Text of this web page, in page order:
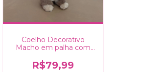
Coelho Decorativo
Macho em palha com
R$79,99